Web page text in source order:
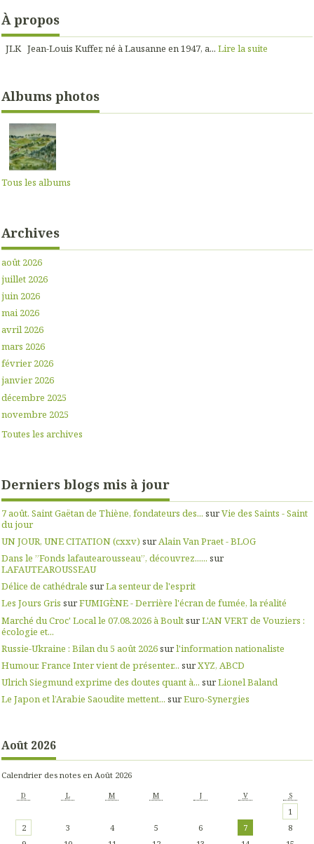
À propos
JLK Jean-Louis Kuffer, né à Lausanne en 1947, a... Lire la suite
Albums photos
Tous les albums
Archives
août 2026
juillet 2026
juin 2026
mai 2026
avril 2026
mars 2026
février 2026
janvier 2026
décembre 2025
novembre 2025
Toutes les archives
Derniers blogs mis à jour
7 août. Saint Gaëtan de Thiène, fondateurs des... surVie des Saints - Saint
du jour
UN JOUR, UNE CITATION (cxxv) surAlain Van Praet - BLOG
Dans le ”Fonds lafautearousseau”, découvrez...... sur
LAFAUTEAROUSSEAU
Délice de cathédrale surLa senteur de l'esprit
Les Jours Gris surFUMIGÈNE - Derrière l'écran de fumée, la réalité
Marché du Croc' Local le 07.08.2026 à BoultsurL'AN VERT de Vouziers :
écologie et...
Russie-Ukraine : Bilan du 5 août 2026surl'information nationaliste
Humour. France Inter vient de présenter... surXYZ, ABCD
Ulrich Siegmund exprime des doutes quant à... surLionel Baland
Le Japon et l’Arabie Saoudite mettent... surEuro-Synergies
Août 2026
Calendrier des notes en Août 2026
D L M M J V S
1
2
3 4 5 6 7
8